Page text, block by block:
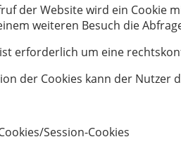
der Website wird ein Cookie
weiteren Besuch die
erforderlich um eine
der Cookies kann der Nutzer
Session-Cookies